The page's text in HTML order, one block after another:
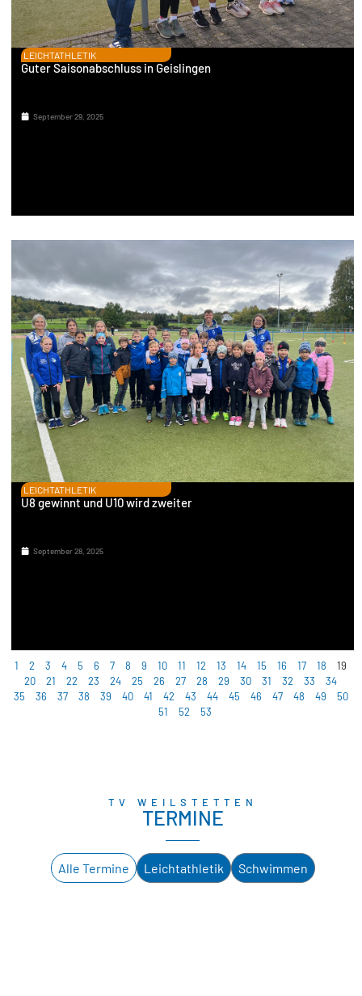
LEICHTATHLETIK
Guter Saisonabschluss in Geislingen
September 29, 2025
LEICHTATHLETIK
U8 gewinnt und U10 wird zweiter
September 28, 2025
1 2 3 4 5 6 7 8 9 10 11 12 13 14 15 16 17 18
19
20
21 22 23 24 25 26 27 28 29 30 31 32 33
34
35
36 37 38 39 40 41 42 43 44 45 46 47 48 49
50
51
52 53
TV WEILSTETTEN
TERMINE
Leichtathletik Schwimmen
Alle Termine